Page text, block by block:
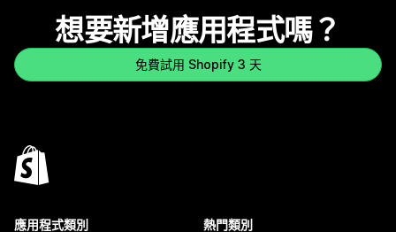
想要新增應用程式嗎？
免費試用 Shopify 3 天
應用程式類別 熱門類別